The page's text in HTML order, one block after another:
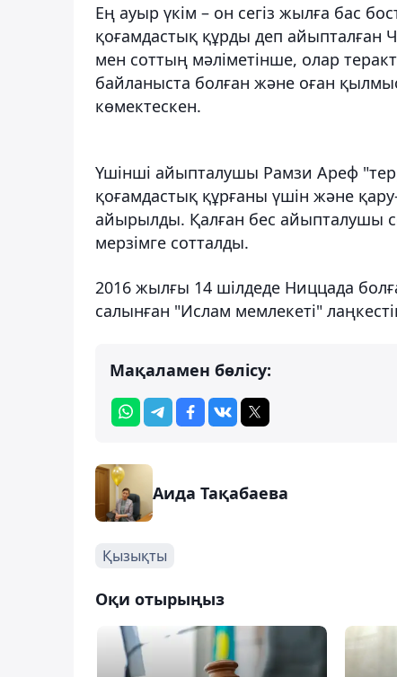
Ең ауыр үкім – он сегіз жылға бас
қоғамдастық құрды деп айыпталған
мен соттың мәліметінше, олар
байланыста болған және оған
көмектескен.
Үшінші айыпталушы Рамзи Ареф
қоғамдастық құрғаны үшін және
айырылды. Қалған бес айыпталушы
мерзімге сотталды.
2016 жылғы 14 шілдеде Ниццада
салынған "Ислам мемлекеті"
Мақаламен бөлісу:
Аида Тақабаева
Қызықты
Оқи отырыңыз